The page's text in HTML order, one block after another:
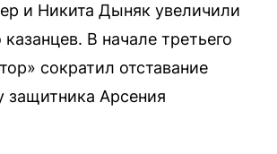
и Никита Дыняк увеличили
В начале третьего
сократил отставание
защитника Арсения